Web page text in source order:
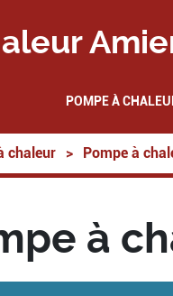
POMPE À
chaleur > Pompe à
à